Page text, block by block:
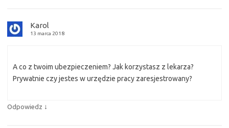
Karol
13 marca 2018
A co z twoim ubezpieczeniem? Jak korzystasz z lekarza?
Prywatnie czy jestes w urzędzie pracy zaresjestrowany?
Odpowiedz ↓